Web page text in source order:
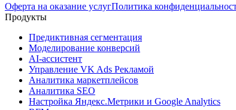
Оферта на оказание услугПолитика
Продукты
Предиктивная сегментация
Моделирование конверсий
AI-ассистент
Управление VK Ads Рекламой
Аналитика маркетплейсов
Аналитика SEO
Настройка Яндекс.Метрики и Google Analytics